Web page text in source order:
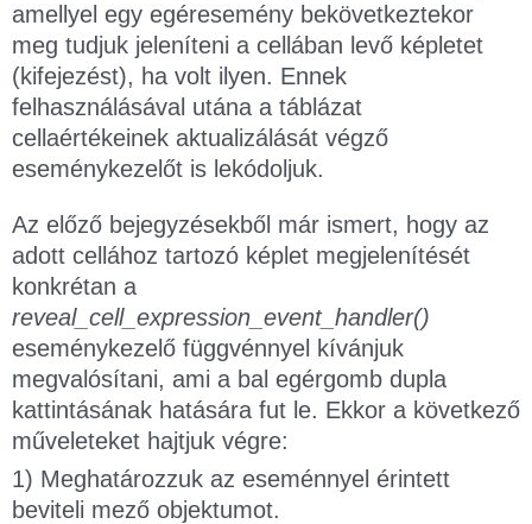
amellyel egy egéresemény bekövetkeztekor
meg tudjuk jeleníteni a cellában levő képletet
(kifejezést), ha volt ilyen. Ennek
felhasználásával utána a táblázat
cellaértékeinek aktualizálását végző
eseménykezelőt is lekódoljuk.
Az előző bejegyzésekből már ismert, hogy az
adott cellához tartozó képlet megjelenítését
konkrétan a
reveal_cell_expression_event_handler()
eseménykezelő függvénnyel kívánjuk
megvalósítani, ami a bal egérgomb dupla
kattintásának hatására fut le. Ekkor a következő
műveleteket hajtjuk végre:
1) Meghatározzuk az eseménnyel érintett
beviteli mező objektumot.